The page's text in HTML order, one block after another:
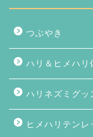
つぶやき
ハリ＆ヒメハリ
ハリネズミグッ
ヒメハリテンレ